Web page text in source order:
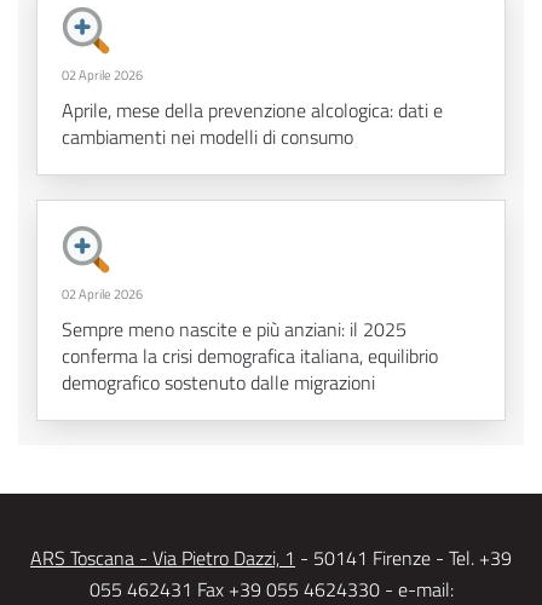
02 Aprile 2026
Aprile, mese della prevenzione alcologica: dati e
cambiamenti nei modelli di consumo
02 Aprile 2026
Sempre meno nascite e più anziani: il 2025
conferma la crisi demografica italiana, equilibrio
demografico sostenuto dalle migrazioni
ARS Toscana - Via Pietro Dazzi, 1 - 50141 Firenze - Tel. +39
055 462431 Fax +39 055 4624330 - e-mail: